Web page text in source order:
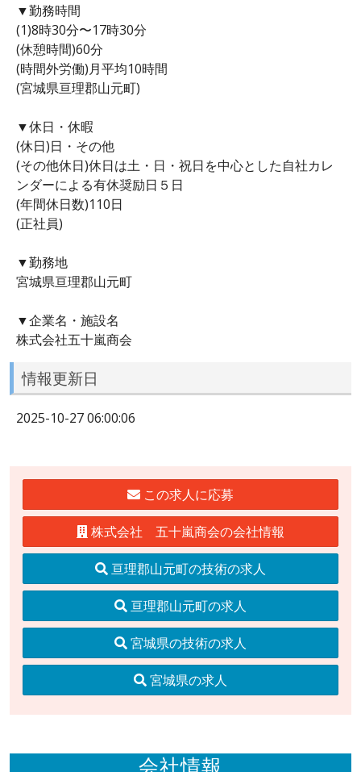
▼勤務時間
(1)8時30分〜17時30分
(休憩時間)60分
(時間外労働)月平均10時間
(宮城県亘理郡山元町)
▼休日・休暇
(休日)日・その他
(その他休日)休日は土・日・祝日を中心とした自社カレ
ンダーによる有休奨励日５日
(年間休日数)110日
(正社員)
▼勤務地
宮城県亘理郡山元町
▼企業名・施設名
株式会社五十嵐商会
情報更新日
2025-10-27 06:00:06
この求人に応募
株式会社 五十嵐商会の会社情報
亘理郡山元町の技術の求人
亘理郡山元町の求人
宮城県の技術の求人
宮城県の求人
会社情報